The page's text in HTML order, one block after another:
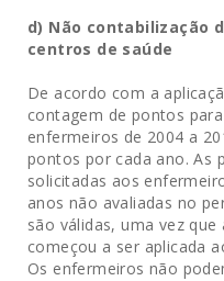
d) Não contabilização
centros de saúde
De acordo com a
contagem de pontos
enfermeiros de 2004 a
pontos por cada ano. As
solicitadas aos
anos não avaliadas no
são válidas, uma vez que
começou a ser aplicada
Os enfermeiros não